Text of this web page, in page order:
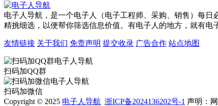
电子人导航，是一个电子人（电子工程师、采购、销售）每
精挑细选，以便帮你筛选信息价值。有电子人的地方，就有电
友情链接 关于我们 免责声明 提交收录 广告合作 站点地图
扫码加QQ群
扫码加微信
Copyright © 2025 电子人导航 浙ICP备2024136202号-1 声明：